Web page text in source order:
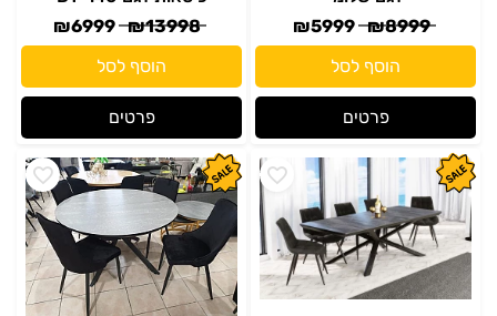
₪8999
₪5999
הוסף לסל
פרטים
₪13998
₪6999
הוסף לסל
פרטים